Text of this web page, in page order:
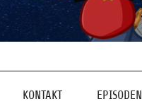
KONTAKT EPISODEN